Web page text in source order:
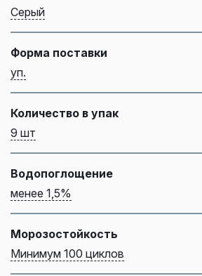
Серый
Форма поставки
уп.
Количество в упак
9 шт
Водопоглощение
менее 1,5%
Морозостойкость
Минимум 100 циклов